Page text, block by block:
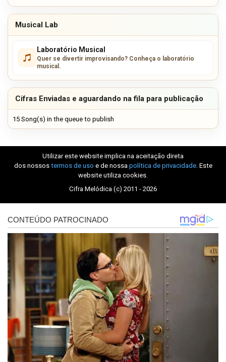
Musical Lab
Laboratório Musical
Quer se divertir improvisando? Conheça o laboratório
musical.
Cifras Enviadas e aguardando na fila para publicação
15 Song(s) in the queue to publish
Utilizar este website implica na aceitação direta
dos nossos termos de uso e de nossa política de privacidade. Este
website utiliza cookies.
Cifra Melódica (c) 2011 - 2026